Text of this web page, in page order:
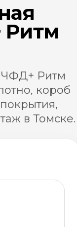
Ритм
Ритм
короб
в Томске.